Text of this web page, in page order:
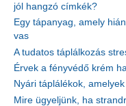
jól hangzó címkék?
Egy tápanyag, amely
vas
A tudatos táplálkozás
Érvek a fényvédő krém
Nyári táplálékok,
Mire ügyeljünk, ha